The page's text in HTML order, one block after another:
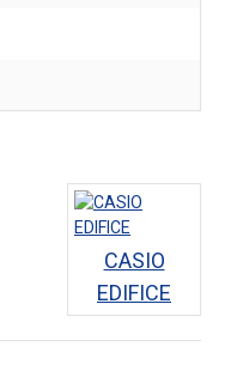
CASIO
EDIFICE